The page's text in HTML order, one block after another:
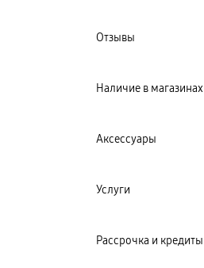
Отзывы
Наличие в магазинах
Аксессуары
Услуги
Рассрочка и кредиты